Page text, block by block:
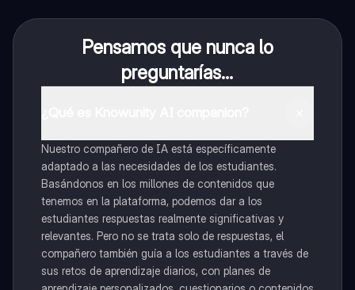
Pensamos que nunca lo
preguntarías...
Nuestro compañero de IA está específicamente
adaptado a las necesidades de los estudiantes.
Basándonos en los millones de contenidos que
tenemos en la plataforma, podemos dar a los
estudiantes respuestas realmente significativas y
relevantes. Pero no se trata solo de respuestas, el
compañero también guía a los estudiantes a través de
sus retos de aprendizaje diarios, con planes de